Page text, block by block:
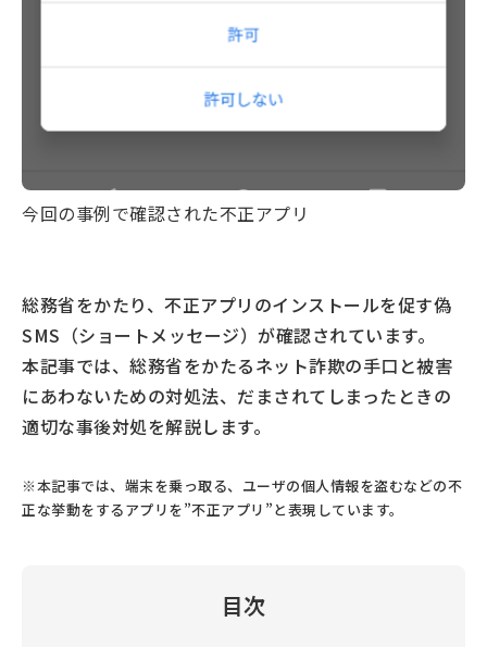
今回の事例で確認された不正アプリ
総務省をかたり、不正アプリのインストールを促す偽
SMS（ショートメッセージ）が確認されています。
本記事では、総務省をかたるネット詐欺の手口と被害
にあわないための対処法、だまされてしまったときの
適切な事後対処を解説します。
※本記事では、端末を乗っ取る、ユーザの個人情報を盗むなどの不
正な挙動をするアプリを”不正アプリ”と表現しています。
目次